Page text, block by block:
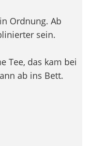
Ordnung. Ab
sein.
Tee, das kam bei
ab ins Bett.